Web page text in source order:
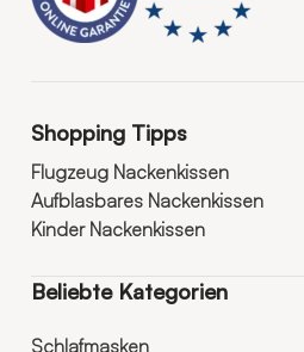
Shopping Tipps
Flugzeug Nackenkissen
Aufblasbares Nackenkissen
Kinder Nackenkissen
Beliebte Kategorien
Schlafmasken